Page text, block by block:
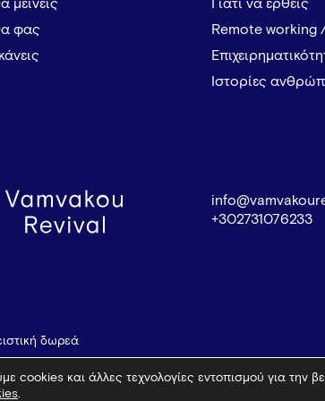
μείνεις
φας
Γιατί να έρθεις
Remote working
Ιστορίες
+302731076233
δωρεά
cookies και άλλες τεχνολογίες εντοπισμού για την
.